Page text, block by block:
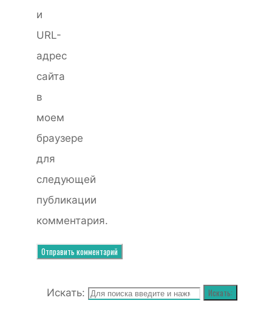
и
URL-
адрес
сайта
в
моем
браузере
для
следующей
публикации
комментария.
Искать: Искать: